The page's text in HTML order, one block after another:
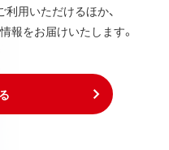
用いただけるほか、
報をお届けいたします。